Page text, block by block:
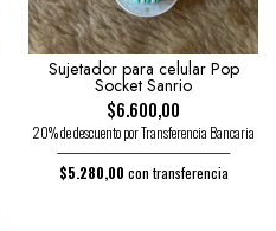
Sujetador para celular Pop
Socket Sanrio
$6.600,00
20% de descuento por Transferencia Bancaria
$5.280,00 con transferencia